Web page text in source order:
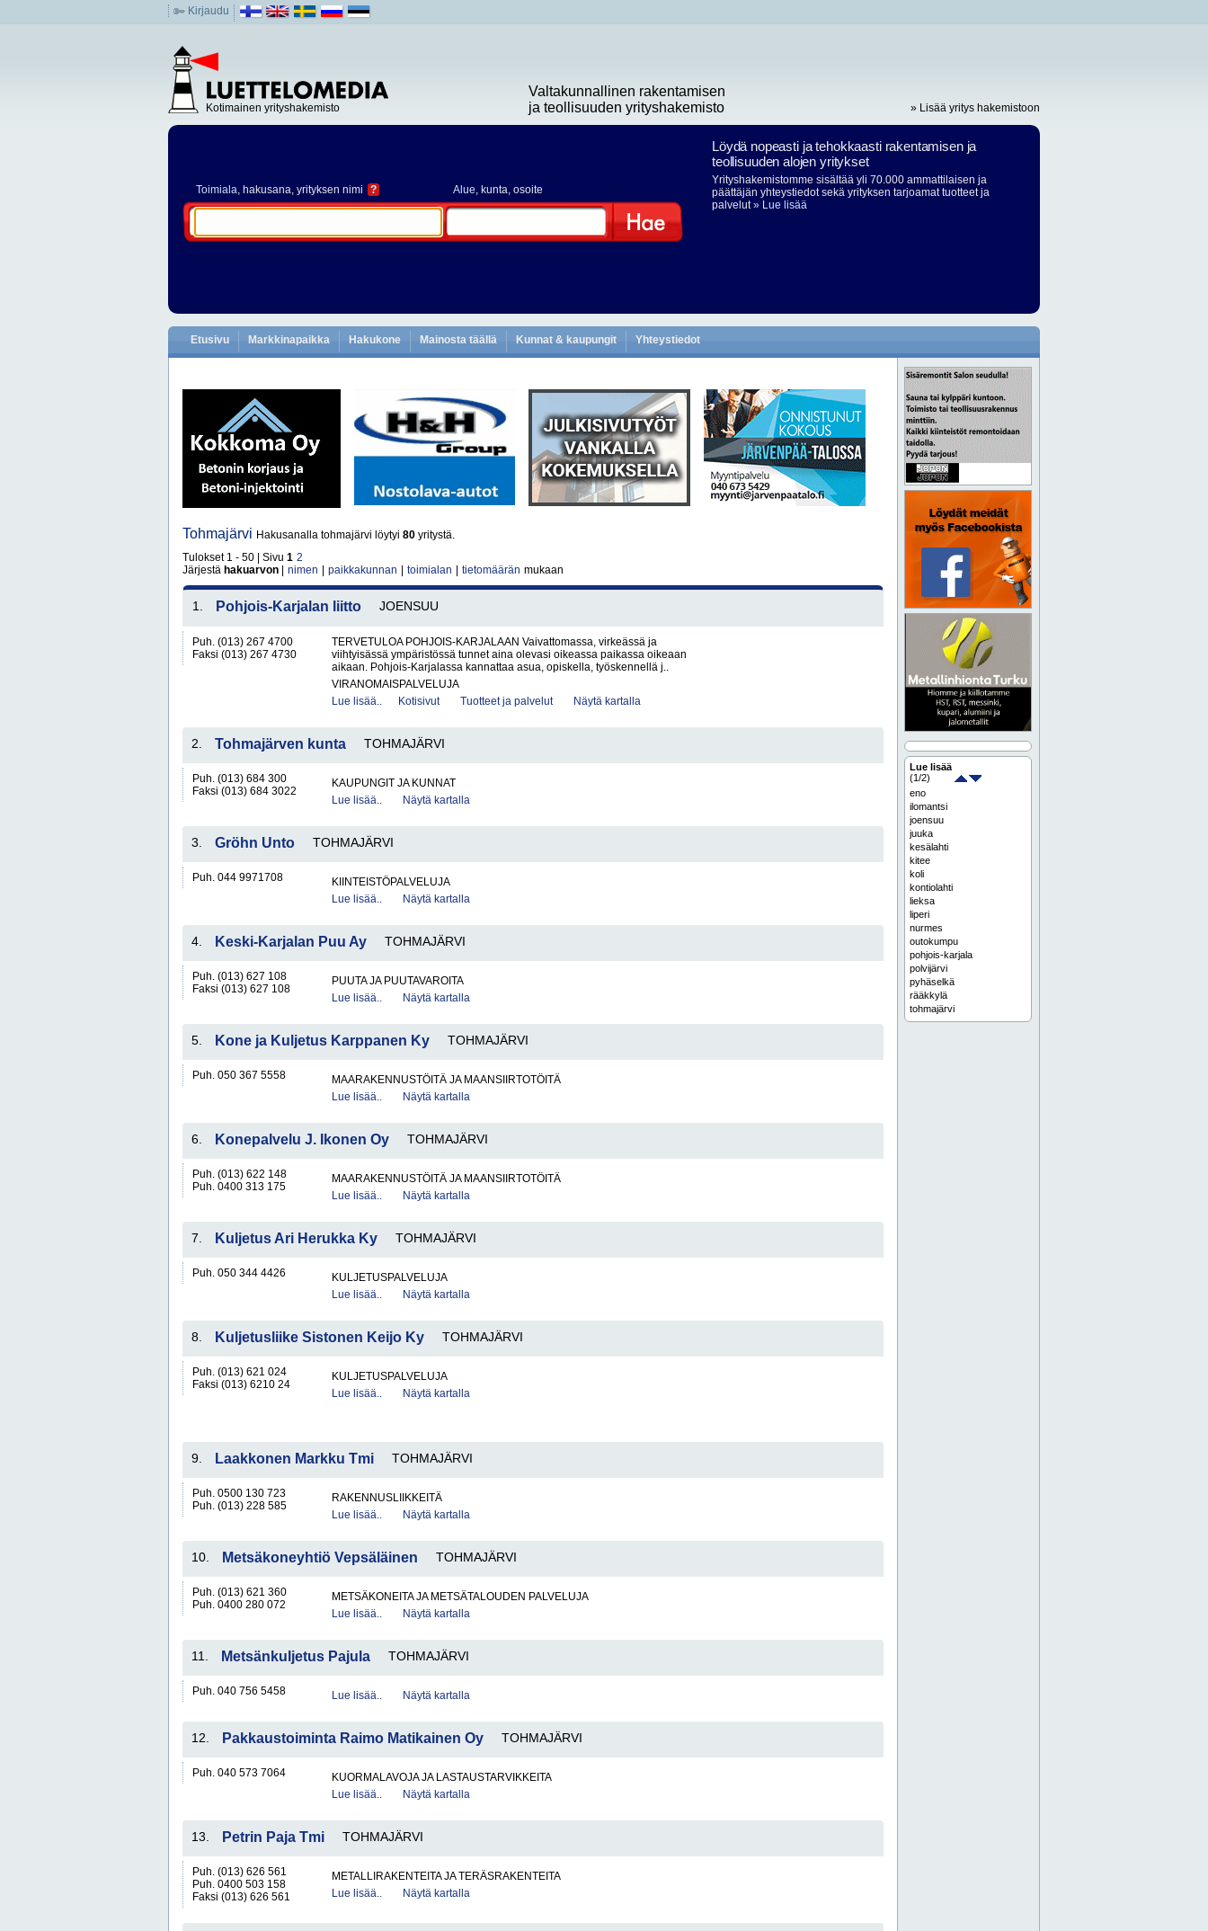
Kirjaudu
Kotimainen yrityshakemisto
Valtakunnallinen rakentamisen
ja teollisuuden yrityshakemisto
» Lisää yritys hakemistoon
Toimiala, hakusana, yrityksen nimi ? Alue, kunta, osoite
Löydä nopeasti ja tehokkaasti rakentamisen ja
teollisuuden alojen yritykset
Yrityshakemistomme sisältää yli 70.000 ammattilaisen ja
päättäjän yhteystiedot sekä yrityksen tarjoamat tuotteet ja
palvelut» Lue lisää
Etusivu Markkinapaikka Hakukone Mainosta täällä Kunnat & kaupungit Yhteystiedot
Tohmajärvi Hakusanalla tohmajärvi löytyi 80 yritystä.
Tulokset 1 - 50 | Sivu 1 2
Järjestä hakuarvon nimen paikkakunnan toimialan tietomäärän mukaan
1. Pohjois-Karjalan liitto JOENSUU
Puh. (013) 267 4700
Faksi (013) 267 4730
TERVETULOA POHJOIS-KARJALAAN Vaivattomassa, virkeässä ja
viihtyisässä ympäristössä tunnet aina olevasi oikeassa paikassa oikeaan
aikaan. Pohjois-Karjalassa kannattaa asua, opiskella, työskennellä j..
VIRANOMAISPALVELUJA
Lue lisää..
Kotisivut Tuotteet ja palvelut Näytä kartalla
2. Tohmajärven kunta TOHMAJÄRVI
Puh. (013) 684 300
Faksi (013) 684 3022
KAUPUNGIT JA KUNNAT
Lue lisää..
Näytä kartalla
3. Gröhn Unto TOHMAJÄRVI
Puh. 044 9971708
KIINTEISTÖPALVELUJA
Lue lisää..
Näytä kartalla
4. Keski-Karjalan Puu Ay TOHMAJÄRVI
Puh. (013) 627 108
Faksi (013) 627 108
PUUTA JA PUUTAVAROITA
Lue lisää..
Näytä kartalla
5. Kone ja Kuljetus Karppanen Ky TOHMAJÄRVI
Puh. 050 367 5558
MAARAKENNUSTÖITÄ JA MAANSIIRTOTÖITÄ
Lue lisää..
Näytä kartalla
6. Konepalvelu J. Ikonen Oy TOHMAJÄRVI
Puh. (013) 622 148
Puh. 0400 313 175
MAARAKENNUSTÖITÄ JA MAANSIIRTOTÖITÄ
Lue lisää..
Näytä kartalla
7. Kuljetus Ari Herukka Ky TOHMAJÄRVI
Puh. 050 344 4426
KULJETUSPALVELUJA
Lue lisää..
Näytä kartalla
8. Kuljetusliike Sistonen Keijo Ky TOHMAJÄRVI
Puh. (013) 621 024
Faksi (013) 6210 24
KULJETUSPALVELUJA
Lue lisää..
Näytä kartalla
9. Laakkonen Markku Tmi TOHMAJÄRVI
Puh. 0500 130 723
Puh. (013) 228 585
RAKENNUSLIIKKEITÄ
Lue lisää..
Näytä kartalla
10. Metsäkoneyhtiö Vepsäläinen TOHMAJÄRVI
Puh. (013) 621 360
Puh. 0400 280 072
METSÄKONEITA JA METSÄTALOUDEN PALVELUJA
Lue lisää..
Näytä kartalla
11. Metsänkuljetus Pajula TOHMAJÄRVI
Puh. 040 756 5458 Lue lisää.. Näytä kartalla
12. Pakkaustoiminta Raimo Matikainen Oy TOHMAJÄRVI
Puh. 040 573 7064
KUORMALAVOJA JA LASTAUSTARVIKKEITA
Lue lisää..
Näytä kartalla
13. Petrin Paja Tmi TOHMAJÄRVI
Puh. (013) 626 561
Puh. 0400 503 158
Faksi (013) 626 561
METALLIRAKENTEITA JA TERÄSRAKENTEITA
Lue lisää..
Näytä kartalla
Lue lisää
(1/2)
eno
ilomantsi
joensuu
juuka
kesälahti
kitee
koli
kontiolahti
lieksa
liperi
nurmes
outokumpu
pohjois-karjala
polvijärvi
pyhäselkä
rääkkylä
tohmajärvi
valtimo